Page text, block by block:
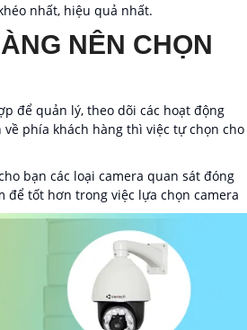
nhất, hiệu quả nhất.
NÊN CHỌN
để quản lý, theo dõi các hoạt động
phía khách hàng thì việc tự chọn cho
bạn các loại camera quan sát đóng
để tốt hơn trong việc lựa chọn camera